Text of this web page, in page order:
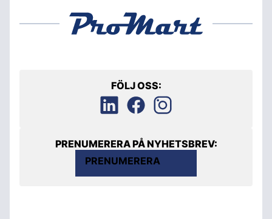
FÖLJ OSS:
PRENUMERERA PÅ NYHETSBREV:
PRENUMERERA